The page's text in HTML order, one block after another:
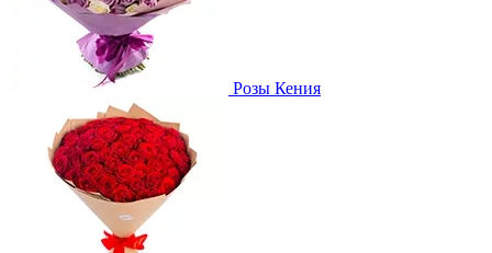
Розы Кения